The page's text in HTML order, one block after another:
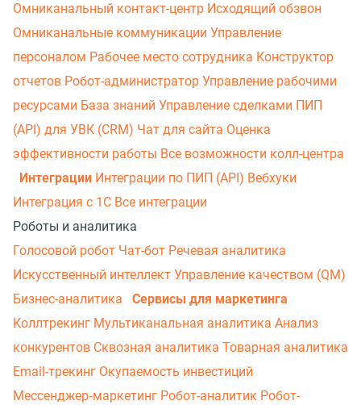
Омниканальный контакт-центр Исходящий обзвон
Омниканальные коммуникации Управление
персоналом Рабочее место сотрудника Конструктор
отчетов Робот-администратор Управление рабочими
ресурсами База знаний Управление сделками ПИП
(API) для УВК (CRM) Чат для сайта Оценка
эффективности работы Все возможности колл-центра
Интеграции Интеграции по ПИП (API) Вебхуки
Интеграция с 1С Все интеграции
Роботы и аналитика
Голосовой робот Чат-бот Речевая аналитика
Искусственный интеллект Управление качеством (QM)
Бизнес-аналитика
Сервисы для маркетинга
Коллтрекинг Мультиканальная аналитика Анализ
конкурентов Сквозная аналитика Товарная аналитика
Email-трекинг Окупаемость инвестиций
Мессенджер‑маркетинг Робот-аналитик Робот-